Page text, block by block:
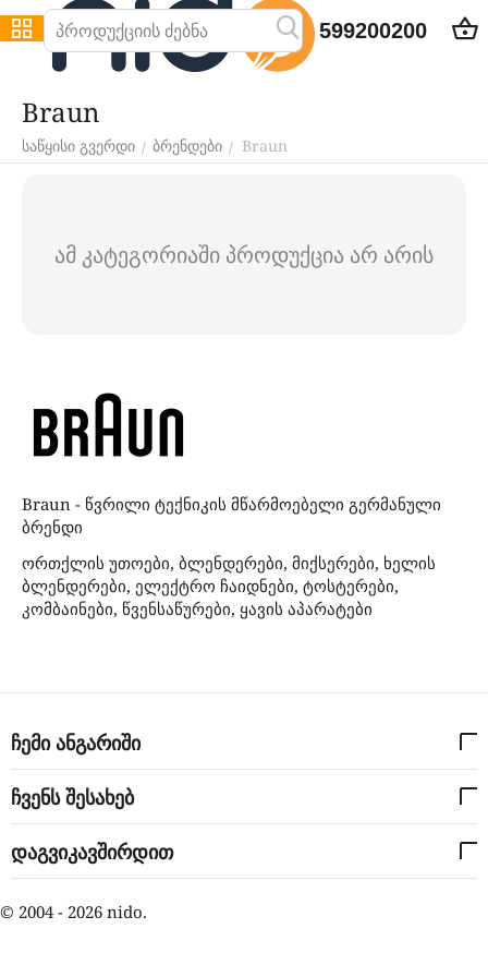
599200200
Braun
საწყისი გვერდი / ბრენდები / Braun
Braun - წვრილი ტექნიკის მწარმოებელი გერმანული
ბრენდი
ორთქლის უთოები, ბლენდერები, მიქსერები, ხელის
ბლენდერები, ელექტრო ჩაიდნები, ტოსტერები,
კომბაინები, წვენსაწურები, ყავის აპარატები
ამ კატეგორიაში პროდუქცია არ არის
ჩემი ანგარიში
ჩვენს შესახებ
დაგვიკავშირდით
© 2004 - 2026 nido.